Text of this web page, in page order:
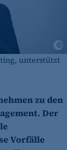
unterstützt
zu den
Der
Vorfälle